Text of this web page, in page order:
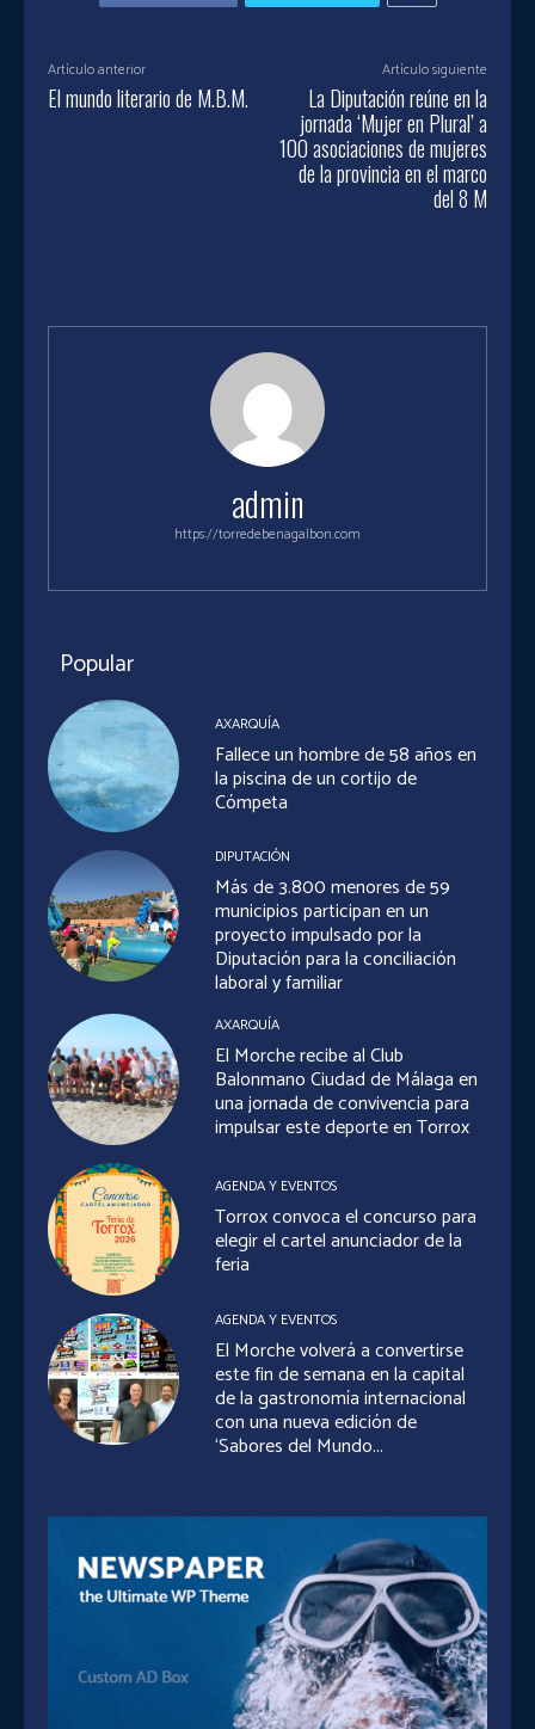
Artículo anterior
El mundo literario de M.B.M.
Artículo siguiente
La Diputación reúne en la
jornada ‘Mujer en Plural’ a
100 asociaciones de mujeres
de la provincia en el marco
del 8 M
admin
https://torredebenagalbon.com
Popular
AXARQUÍA
Fallece un hombre de 58 años en
la piscina de un cortijo de
Cómpeta
DIPUTACIÓN
Más de 3.800 menores de 59
municipios participan en un
proyecto impulsado por la
Diputación para la conciliación
laboral y familiar
AXARQUÍA
El Morche recibe al Club
Balonmano Ciudad de Málaga en
una jornada de convivencia para
impulsar este deporte en Torrox
AGENDA Y EVENTOS
Torrox convoca el concurso para
elegir el cartel anunciador de la
feria
AGENDA Y EVENTOS
El Morche volverá a convertirse
este fin de semana en la capital
de la gastronomía internacional
con una nueva edición de
‘Sabores del Mundo...